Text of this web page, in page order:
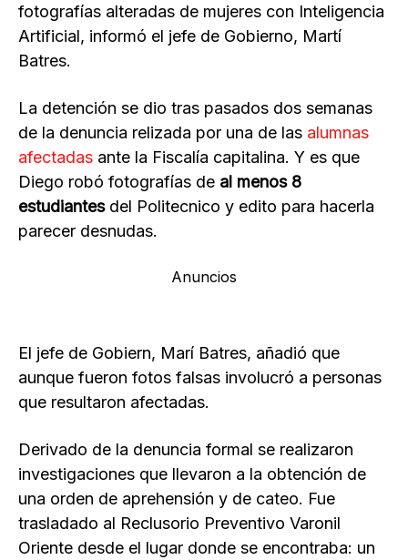
fotografías alteradas de mujeres con Inteligencia
Artificial, informó el jefe de Gobierno, Martí
Batres.
La detención se dio tras pasados dos semanas
de la denuncia relizada por una de las alumnas
afectadas ante la Fiscalía capitalina. Y es que
Diego robó fotografías de al menos 8
estudiantesdel Politecnico y edito para hacerla
parecer desnudas.
Anuncios
El jefe de Gobiern, Marí Batres, añadió que
aunque fueron fotos falsas involucró a personas
que resultaron afectadas.
Derivado de la denuncia formal se realizaron
investigaciones que llevaron a la obtención de
una orden de aprehensión y de cateo. Fue
trasladado al Reclusorio Preventivo Varonil
Oriente desde el lugar donde se encontraba: un